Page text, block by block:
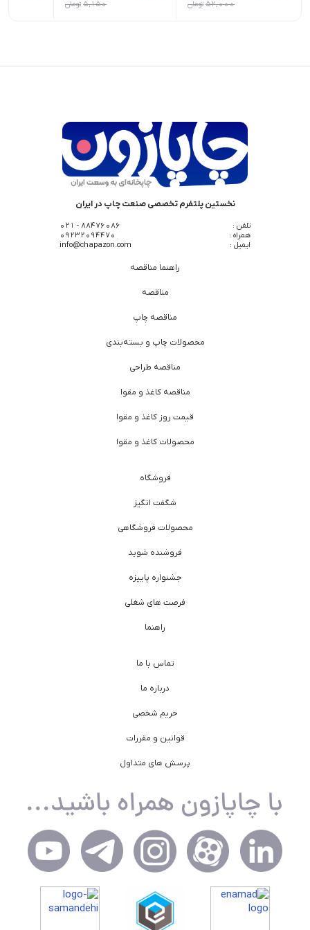
52,000 تومان 5,150 تومان
نخستین پلتفرم تخصصی صنعت چاپ در ایران
تلفن :
88476086 - 021
همراه :
09232094470
ایمیل :
info@chapazon.com
راهنما مناقصه
مناقصه
مناقصه چاپ
محصولات چاپ و بسته‌بندی
مناقصه طراحی
مناقصه کاغذ و مقوا
قیمت روز کاغذ و مقوا
محصولات کاغذ و مقوا
فروشگاه
شگفت انگیز
محصولات فروشگاهی
فروشنده شوید
جشنواره پاییزه
فرصت های شغلی
راهنما
تماس با ما
درباره ما
حریم شخصی
قوانین و مقررات
پرسش های متداول